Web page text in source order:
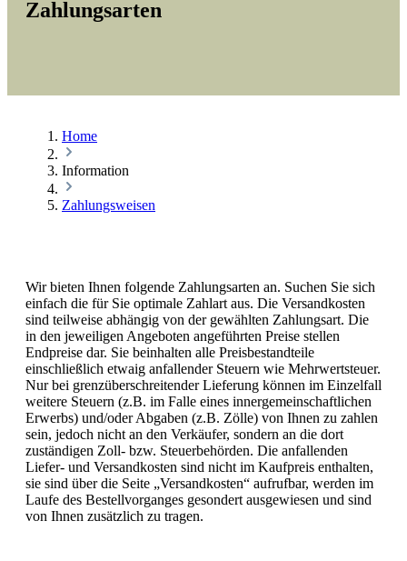
Zahlungsarten
Home
Information
Zahlungsweisen
Wir bieten Ihnen folgende Zahlungsarten an. Suchen Sie sich
einfach die für Sie optimale Zahlart aus. Die Versandkosten
sind teilweise abhängig von der gewählten Zahlungsart. Die
in den jeweiligen Angeboten angeführten Preise stellen
Endpreise dar. Sie beinhalten alle Preisbestandteile
einschließlich etwaig anfallender Steuern wie Mehrwertsteuer.
Nur bei grenzüberschreitender Lieferung können im Einzelfall
weitere Steuern (z.B. im Falle eines innergemeinschaftlichen
Erwerbs) und/oder Abgaben (z.B. Zölle) von Ihnen zu zahlen
sein, jedoch nicht an den Verkäufer, sondern an die dort
zuständigen Zoll- bzw. Steuerbehörden. Die anfallenden
Liefer- und Versandkosten sind nicht im Kaufpreis enthalten,
sie sind über die Seite „Versandkosten“ aufrufbar, werden im
Laufe des Bestellvorganges gesondert ausgewiesen und sind
von Ihnen zusätzlich zu tragen.